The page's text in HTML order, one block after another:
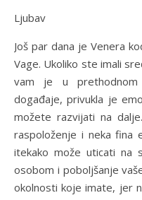
Ljubav
Još par dana je Venera
Vage. Ukoliko ste imali
vam je u
događaje, privukla je
možete razvijati na
raspoloženje i neka fina
itekako može uticati na
osobom i poboljšanje
okolnosti koje imate, jer